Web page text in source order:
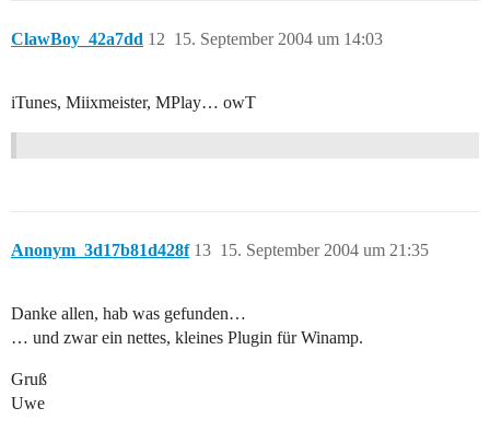
ClawBoy_42a7dd 15. September 2004 um 14:03
12
iTunes, Miixmeister, MPlay… owT
Anonym_3d17b81d428f 15. September 2004 um 21:35
13
Danke allen, hab was gefunden…
… und zwar ein nettes, kleines Plugin für Winamp.
Gruß
Uwe